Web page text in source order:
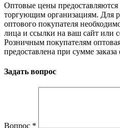
Оптовые цены
торгующим организациям. Для
оптового покупателя
лица и ссылки на ваш сайт или
Розничным покупателям
предоставлена при сумме
Задать вопрос
Вопрос *